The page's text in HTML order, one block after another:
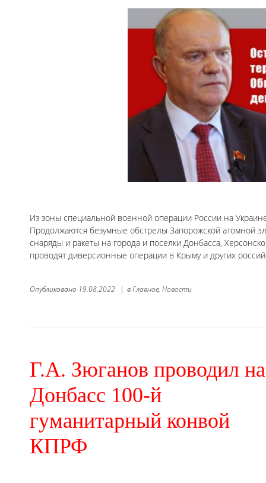
Из зоны специальной военной операции России на
Продолжаются безумные обстрелы Запорожской атомной
снаряды и ракеты на города и поселки Донбасса,
проводят диверсионные операции в Крыму и других
Опубликовано 19.08.2022 | вГлавное, Новости
Г.А. Зюганов проводил на
Донбасс 100-й
гуманитарный конвой
КПРФ